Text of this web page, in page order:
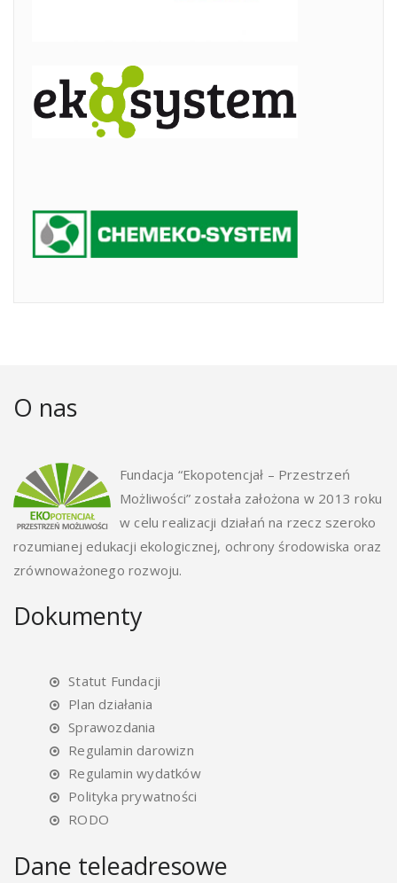
O nas
Fundacja “Ekopotencjał – Przestrzeń
Możliwości” została założona w 2013 roku
w celu realizacji działań na rzecz szeroko
rozumianej edukacji ekologicznej, ochrony środowiska oraz
zrównoważonego rozwoju.
Dokumenty
Statut Fundacji
Plan działania
Sprawozdania
Regulamin darowizn
Regulamin wydatków
Polityka prywatności
RODO
Dane teleadresowe